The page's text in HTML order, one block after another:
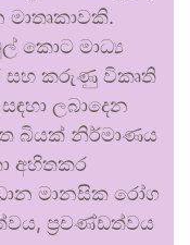
කොට මාධ්‍ය
සහ කරුණු විකෘති
ලබාදෙන
බියක් නිර්මාණය
අහිතකර
මානසික රෝග
ප්‍රචණ්ඩත්වය